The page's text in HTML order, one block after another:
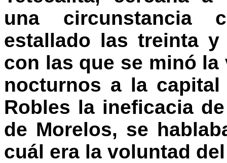
una circunstancia
estallado las treinta
con las que se minó
nocturnos a la
Robles la ineficacia
de Morelos, se
cuál era la voluntad